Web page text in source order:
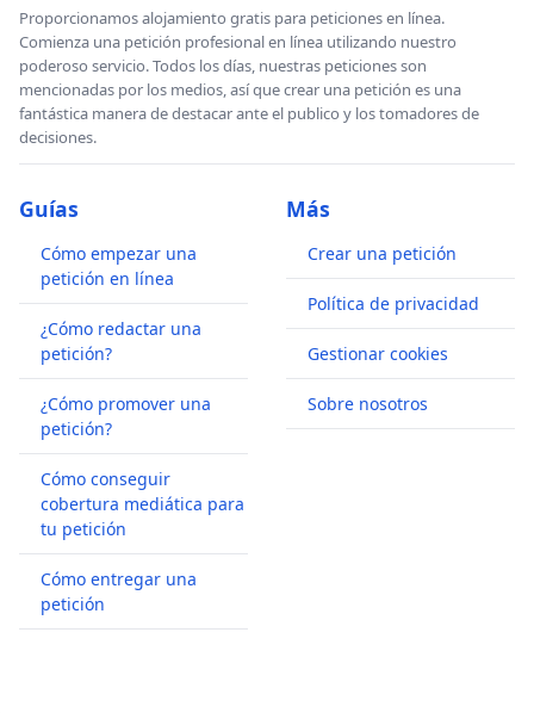
Proporcionamos alojamiento gratis para peticiones en línea.
Comienza una petición profesional en línea utilizando nuestro
poderoso servicio. Todos los días, nuestras peticiones son
mencionadas por los medios, así que crear una petición es una
fantástica manera de destacar ante el publico y los tomadores de
decisiones.
Guías
Cómo empezar una
petición en línea
¿Cómo redactar una
petición?
¿Cómo promover una
petición?
Cómo conseguir
cobertura mediática para
tu petición
Cómo entregar una
petición
Más
Crear una petición
Política de privacidad
Gestionar cookies
Sobre nosotros